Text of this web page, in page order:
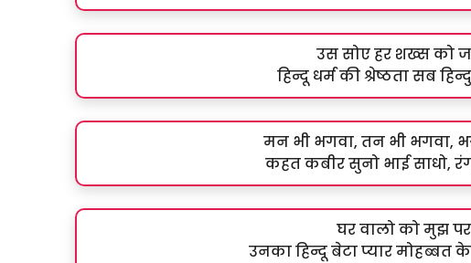
उस सोए हर शख्स को
हिन्दू धर्म की श्रेष्ठता सब
मन भी भगवा, तन भी भगवा,
कहत कबीर सुनो भाई साधो,
घर वालो को मुझ
उनका हिन्दू बेटा प्यार मोहब्बत